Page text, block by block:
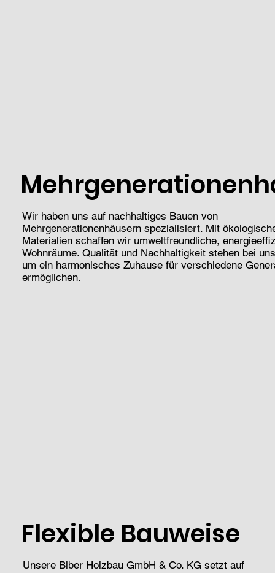
Wir haben uns auf nachhaltiges Bauen von
Mehrgenerationenhäusern spezialisiert. Mit
Materialien schaffen wir umweltfreundliche,
Wohnräume. Qualität und Nachhaltigkeit stehen bei
um ein harmonisches Zuhause für verschiedene
ermöglichen.
Flexible Bauweise
Unsere Biber Holzbau GmbH & Co. KG setzt auf